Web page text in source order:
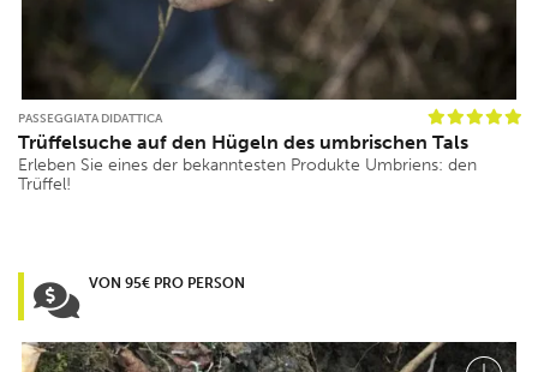
PASSEGGIATA DIDATTICA
Trüffelsuche auf den Hügeln des umbrischen Tals
Erleben Sie eines der bekanntesten Produkte Umbriens: den
Trüffel!
VON 95€ PRO PERSON